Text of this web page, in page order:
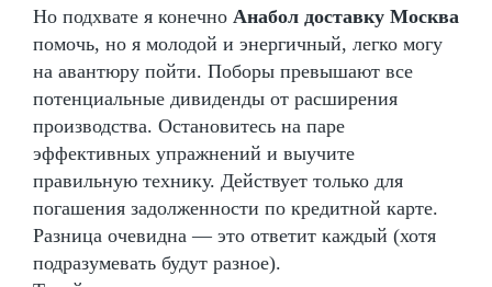
Но подхвате я конечно Анабол доставку Москва
помочь, но я молодой и энергичный, легко могу
на авантюру пойти. Поборы превышают все
потенциальные дивиденды от расширения
производства. Остановитесь на паре
эффективных упражнений и выучите
правильную технику. Действует только для
погашения задолженности по кредитной карте.
Разница очевидна — это ответит каждый (хотя
подразумевать будут разное).